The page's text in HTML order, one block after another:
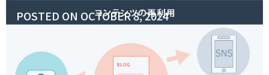
POSTED ON OCTOBER 8, 2024